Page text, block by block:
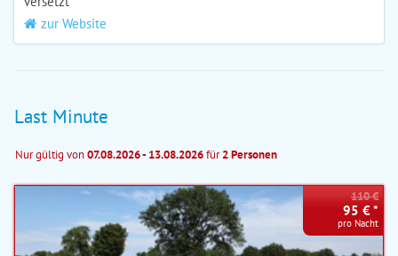
zur Website
Last Minute
Nur gültig von07.08.2026 - 13.08.2026für2 Personen
110 €
95 € *
pro Nacht